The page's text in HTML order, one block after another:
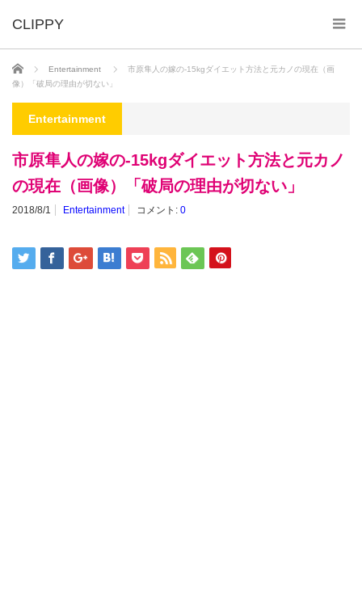
ホーム Entertainment
市原隼人の嫁の-15kgダイエット方法と元カノの現在（画
像）「破局の理由が切ない」
Entertainment
市原隼人の嫁の-15kgダイエット方法と元カノ
の現在（画像）「破局の理由が切ない」
2018/8/1 Entertainment コメント: 0